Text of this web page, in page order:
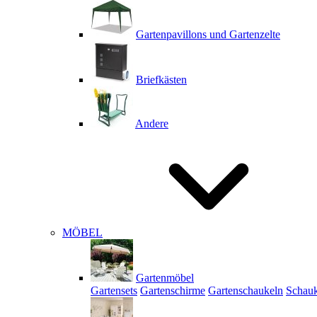
Gartenpavillons und Gartenzelte
Briefkästen
Andere
MÖBEL
Gartenmöbel
Gartensets Gartenschirme Gartenschaukeln